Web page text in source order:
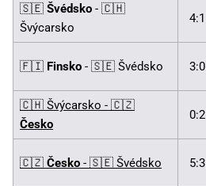
🇸🇪 Švédsko - 🇨🇭
Švýcarsko
4:1
🇫🇮 Finsko - 🇸🇪 Švédsko 3:0
🇨🇭 Švýcarsko - 🇨🇿
Česko
0:2
🇨🇿 Česko - 🇸🇪 Švédsko 5:3